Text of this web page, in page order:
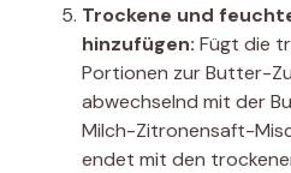
Trockene und
hinzufügen: Fügt die
Portionen zur Butter-
abwechselnd mit der
Milch-Zitronensaft-
endet mit den